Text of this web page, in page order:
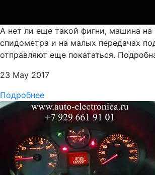
А нет ли еще такой фигни, машина на
спидометра и на малых передачах
отправляют еще покататься.
23 May 2017
Подробнее